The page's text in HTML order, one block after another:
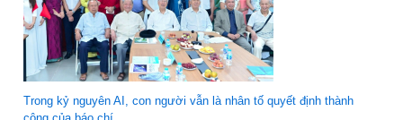
Trong kỷ nguyên AI, con người vẫn là nhân tố quyết định thành